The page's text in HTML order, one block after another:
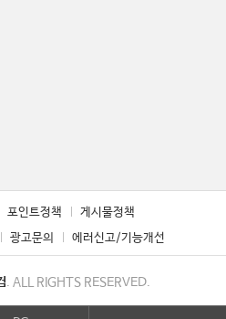
포인트정책
게시물정책
광고문의 에러신고/기능개선
. ALL RIGHTS RESERVED.